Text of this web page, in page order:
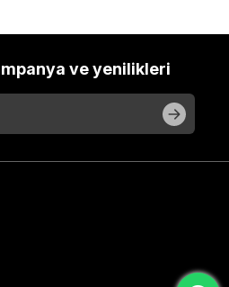
ve yenilikleri